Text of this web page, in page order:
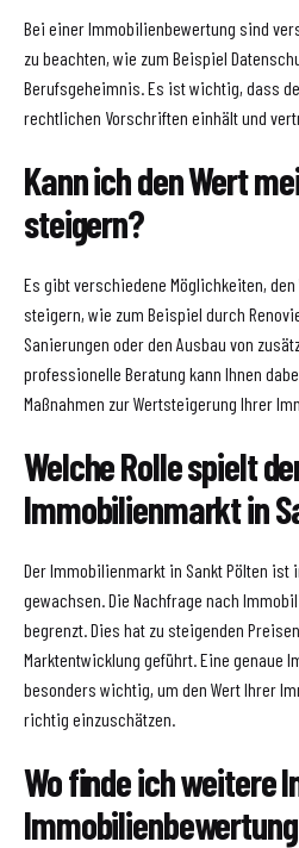
Bei einer Immobilienbewertung sind
zu beachten, wie zum Beispiel
Berufsgeheimnis. Es ist wichtig, dass
rechtlichen Vorschriften einhält und
Kann ich den Wert
steigern?
Es gibt verschiedene Möglichkeiten,
steigern, wie zum Beispiel durch
Sanierungen oder den Ausbau von
professionelle Beratung kann Ihnen
Maßnahmen zur Wertsteigerung Ihrer
Welche Rolle spielt
Immobilienmarkt in
Der Immobilienmarkt in Sankt Pölten ist
gewachsen. Die Nachfrage nach
begrenzt. Dies hat zu steigenden
Marktentwicklung geführt. Eine genaue
besonders wichtig, um den Wert Ihrer
richtig einzuschätzen.
Wo finde ich weitere